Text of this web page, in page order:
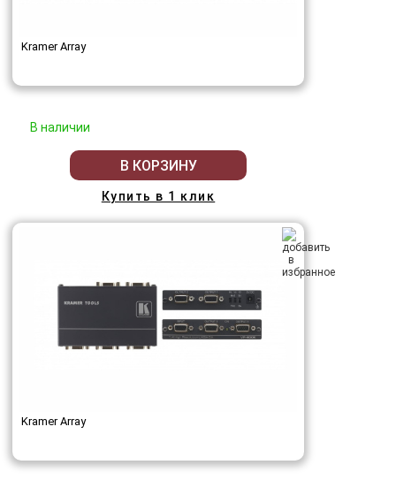
Kramer Array
В наличии
В КОРЗИНУ
Купить в 1 клик
Kramer Array